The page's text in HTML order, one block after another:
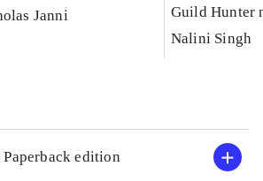
Janni
Guild Hunter
Nalini Singh
edition